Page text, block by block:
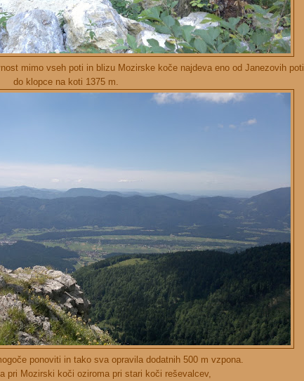
mimo vseh poti in blizu Mozirske koče najdeva eno od Janezovih poti
do klopce na koti 1375 m.
ponoviti in tako sva opravila dodatnih 500 m vzpona.
pri Mozirski koči oziroma pri stari koči reševalcev,